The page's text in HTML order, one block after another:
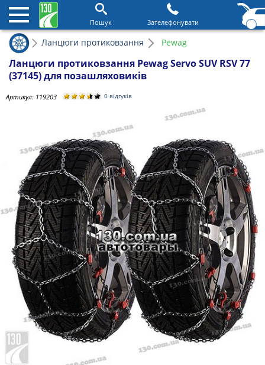
Пошук Зателефонувати
Ланцюги протиковзання Pewag
Ланцюги протиковзання Pewag Servo SUV RSV 77
(37145) для позашляховиків
Артикул: 119203 0 відгуків